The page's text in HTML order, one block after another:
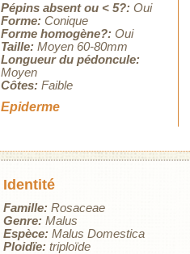
Pépins absent ou < 5?:Oui
Forme:Conique
Forme homogène?:Oui
Taille:Moyen 60-80mm
Longueur du pédoncule:
Moyen
Côtes:Faible
Epiderme
Identité
Famille: Rosaceae
Genre: Malus
Espèce: Malus Domestica
Ploidïe: triploïde